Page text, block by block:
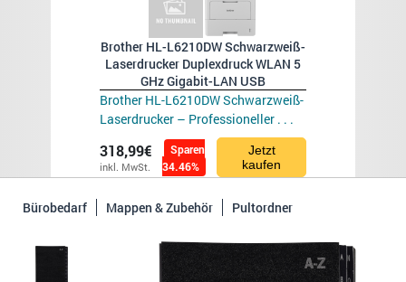
Brother HL-L6210DW Schwarzweiß-
Laserdrucker Duplexdruck WLAN 5
GHz Gigabit-LAN USB
Brother HL-L6210DW Schwarzweiß-
Laserdrucker – Professioneller . . .
318,99€
inkl. MwSt.
Sparen
34.46%
Jetzt
kaufen
Bürobedarf Mappen & Zubehör Pultordner